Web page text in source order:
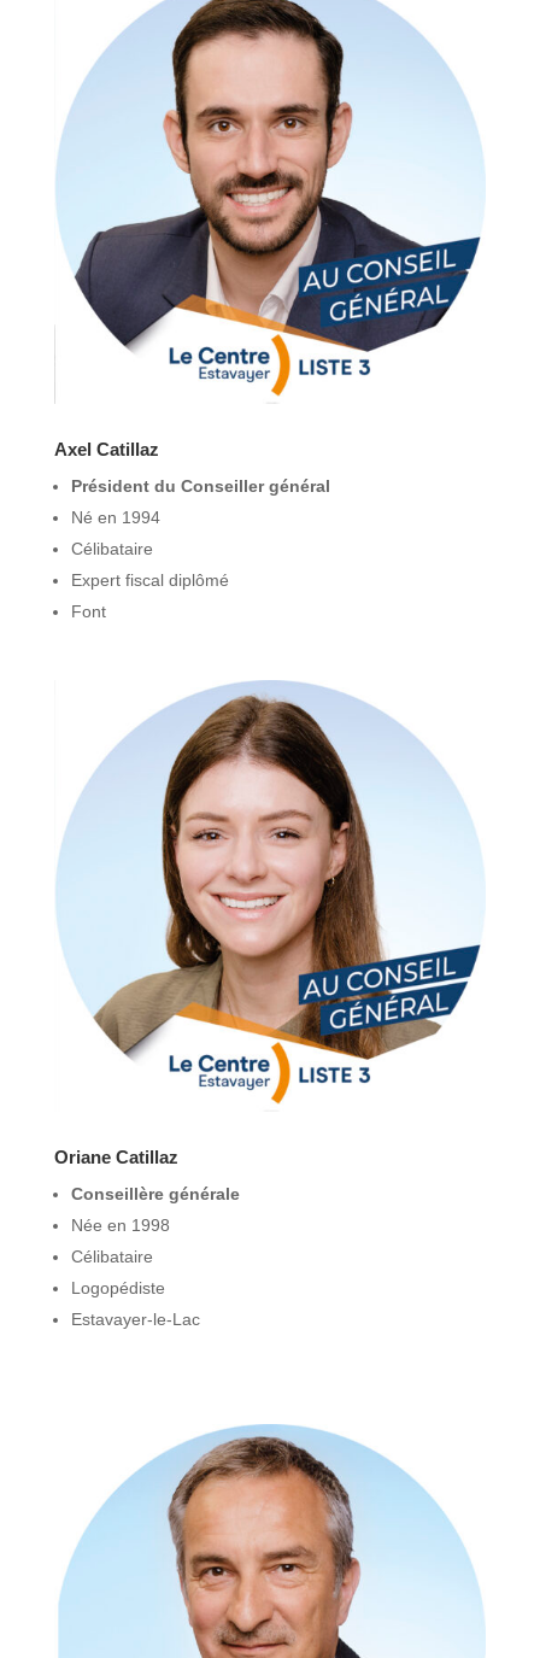
Axel Catillaz
Président du Conseiller général
Né en 1994
Célibataire
Expert fiscal diplômé
Font
Oriane Catillaz
Conseillère générale
Née en 1998
Célibataire
Logopédiste
Estavayer-le-Lac